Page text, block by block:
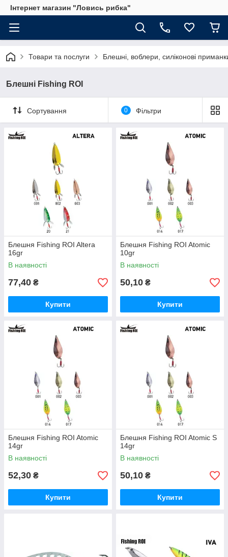
Інтернет магазин "Ловись рибка"
Товари та послуги Блешні, воблери, силіконові
Блешні Fishing ROI
Сортування 0 Фільтри
Блешня Fishing ROI Altera
16gr
В наявності
77,40 ₴
Купити
Блешня Fishing ROI Atomic
10gr
В наявності
50,10 ₴
Купити
Блешня Fishing ROI Atomic
14gr
В наявності
52,30 ₴
Купити
Блешня Fishing ROI Atomic S
14gr
В наявності
50,10 ₴
Купити